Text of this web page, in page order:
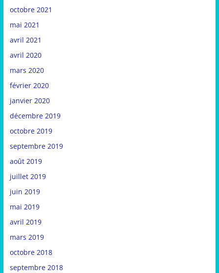
octobre 2021
mai 2021
avril 2021
avril 2020
mars 2020
février 2020
janvier 2020
décembre 2019
octobre 2019
septembre 2019
août 2019
juillet 2019
juin 2019
mai 2019
avril 2019
mars 2019
octobre 2018
septembre 2018